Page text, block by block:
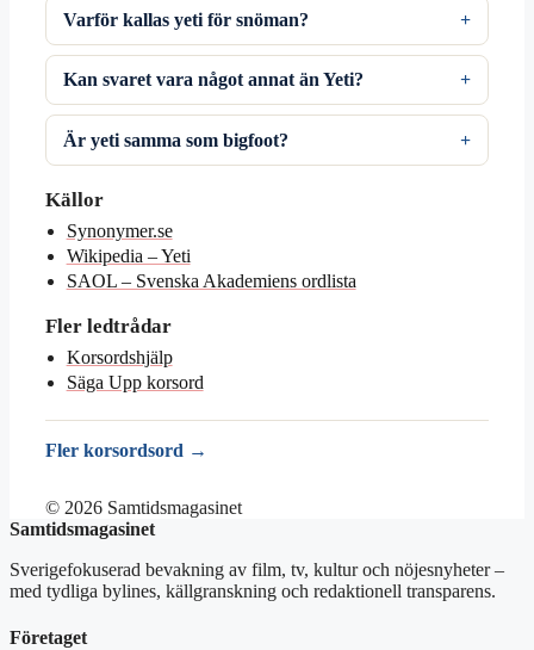
Varför kallas yeti för snöman?
Kan svaret vara något annat än Yeti?
Är yeti samma som bigfoot?
Källor
Synonymer.se
Wikipedia – Yeti
SAOL – Svenska Akademiens ordlista
Fler ledtrådar
Korsordshjälp
Säga Upp korsord
Fler korsordsord →
© 2026 Samtidsmagasinet
Samtidsmagasinet
Sverigefokuserad bevakning av film, tv, kultur och nöjesnyheter –
med tydliga bylines, källgranskning och redaktionell transparens.
Företaget